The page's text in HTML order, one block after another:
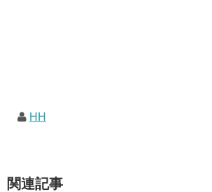
HH
関連記事